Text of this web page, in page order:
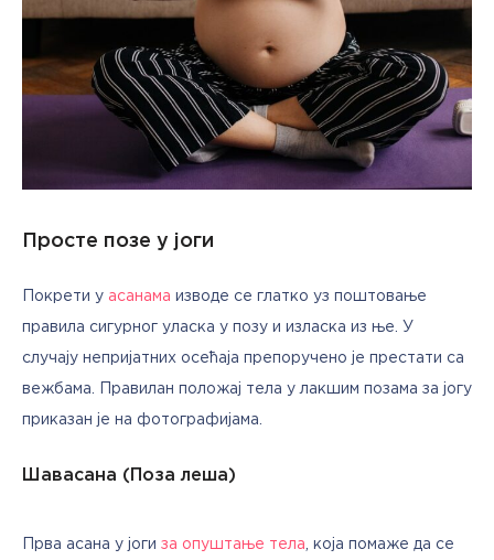
Просте позе у јоги
Покрети у асанама изводе се глатко уз поштовање
правила сигурног уласка у позу и изласка из ње. У
случају непријатних осећаја препоручено је престати са
вежбама. Правилан положај тела у лакшим позама за јогу
приказан је на фотографијама.
Шавасана (Поза леша)
Прва асана у јоги за опуштање тела , која помаже да се